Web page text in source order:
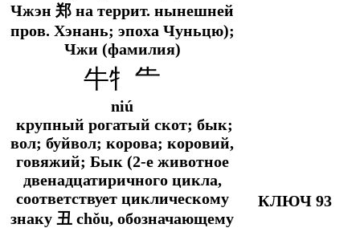
Чжэн 郑 на террит. нынешней
пров. Хэнань; эпоха Чуньцю);
Чжи (фамилия)
牛牜⺧
niú
крупный рогатый скот; бык;
вол; буйвол; корова; коровий,
говяжий; Бык (2-е животное
двенадцатиричного цикла,
соответствует циклическому
знаку 丑 chǒu, обозначающему
КЛЮЧ 93